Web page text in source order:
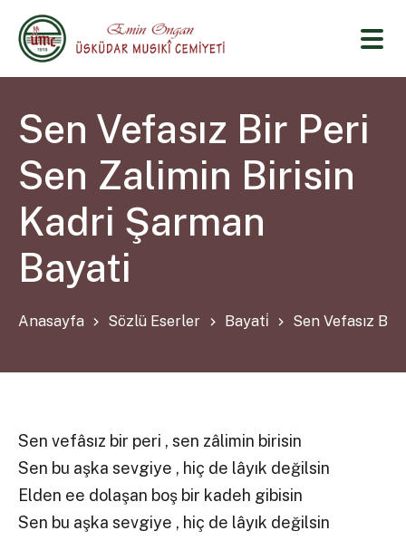
Sen Vefasız Bir Peri
Sen Zalimin Birisin
Kadri Şarman
Bayati
Anasayfa Sözlü Eserler Bayati̇ Sen Vefasız
Sen vefâsız bir peri , sen zâlimin birisin
Sen bu aşka sevgiye , hiç de lâyık değilsin
Elden ee dolaşan boş bir kadeh gibisin
Sen bu aşka sevgiye , hiç de lâyık değilsin